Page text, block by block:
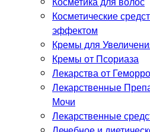
Косметические
эффектом
Кремы для
Кремы от Псориаза
Лекарства от
Лекарственные
Мочи
Лекарственные